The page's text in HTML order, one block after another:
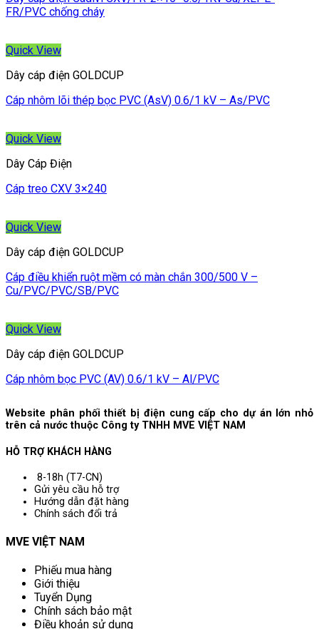
FR/PVC chống cháy
Quick View
Dây cáp điện GOLDCUP
Cáp nhôm lõi thép bọc PVC (AsV) 0.6/1 kV – As/PVC
Quick View
Dây Cáp Điện
Cáp treo CXV 3×240
Quick View
Dây cáp điện GOLDCUP
Cáp điều khiển ruột mềm có màn chắn 300/500 V –
Cu/PVC/PVC/SB/PVC
Quick View
Dây cáp điện GOLDCUP
Cáp nhôm bọc PVC (AV) 0.6/1 kV – Al/PVC
Website phân phối thiết bị điện cung cấp cho dự án lớn nhỏ
trên cả nước thuộc Công ty TNHH MVE VIỆT NAM
HỖ TRỢ KHÁCH HÀNG
8-18h (T7-CN)
Gửi yêu cầu hỗ trợ
Hướng dẫn đặt hàng
Chính sách đổi trả
MVE VIỆT NAM
Phiếu mua hàng
Giới thiệu
Tuyển Dụng
Chính sách bảo mật
Điều khoản sử dụng